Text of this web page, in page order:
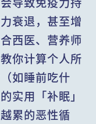
衰退，甚至增
西医、营养师
你计算个人所
如睡前吃什
实用「补眠」
累的恶性循